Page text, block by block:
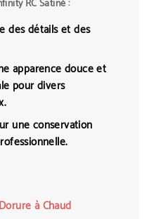
RC Satiné :
des détails et des
apparence douce et
pour divers
une conservation
à Chaud